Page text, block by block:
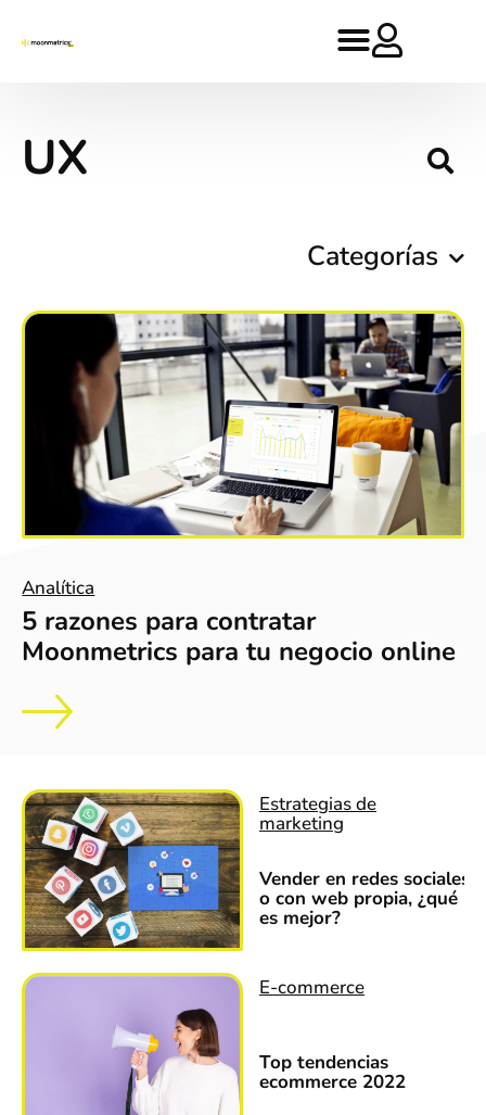
UX
Categorías
Analítica
5 razones para contratar
Moonmetrics para tu negocio online
Estrategias de
marketing
Vender en redes sociales
o con web propia, ¿qué
es mejor?
E-commerce
Top tendencias
ecommerce 2022